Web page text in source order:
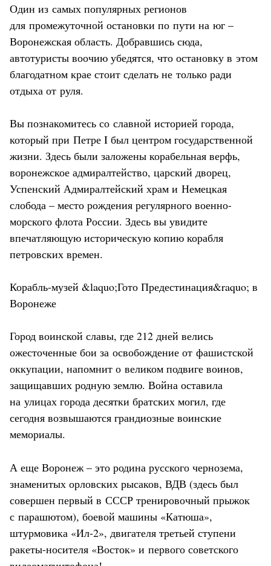
Один из самых популярных регионов
для промежуточной остановки по пути на юг –
Воронежская область. Добравшись сюда,
автотуристы воочию убедятся, что остановку в этом
благодатном крае стоит сделать не только ради
отдыха от руля.
Вы познакомитесь со славной историей города,
который при Петре I был центром государственной
жизни. Здесь были заложены корабельная верфь,
воронежское адмиралтейство, царский дворец,
Успенский Адмиралтейский храм и Немецкая
слобода – место рождения регулярного военно-
морского флота России. Здесь вы увидите
впечатляющую историческую копию корабля
петровских времен.
Корабль-музей &laquo;Гото Предестинация&raquo; в
Воронеже
Город воинской славы, где 212 дней велись
ожесточенные бои за освобождение от фашистской
оккупации, напомнит о великом подвиге воинов,
защищавших родную землю. Война оставила
на улицах города десятки братских могил, где
сегодня возвышаются грандиозные воинские
мемориалы.
А еще Воронеж – это родина русского чернозема,
знаменитых орловских рысаков, ВДВ (здесь был
совершен первый в СССР тренировочный прыжок
с парашютом), боевой машины «Катюша»,
штурмовика «Ил-2», двигателя третьей ступени
ракеты-носителя «Восток» и первого советского